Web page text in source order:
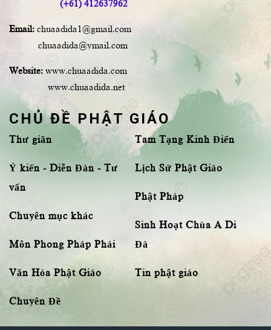
(+61) 412637962
Email: chuaadida1@gmail.com
chuaadida@ymail.com
Website: www.chuaadida.com
www.chuaadida.net
CHỦ ĐỀ PHẬT GIÁO
Thư giãn
Ý kiến - Diễn Đàn - Tư
vấn
Chuyên mục khác
Môn Phong Pháp Phái
Văn Hóa Phật Giáo
Chuyên Đề
Tam Tạng Kinh Điển
Lịch Sử Phật Giáo
Phật Pháp
Sinh Hoạt Chùa A Di
Đà
Tin phật giáo